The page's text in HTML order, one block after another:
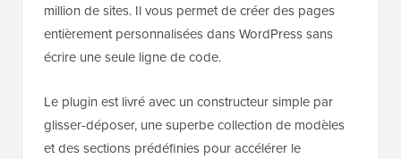
million de sites. Il vous permet de créer des pages
entièrement personnalisées dans WordPress sans
écrire une seule ligne de code.
Le plugin est livré avec un constructeur simple par
glisser-déposer, une superbe collection de modèles
et des sections prédéfinies pour accélérer le